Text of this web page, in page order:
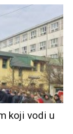
koji vodi u